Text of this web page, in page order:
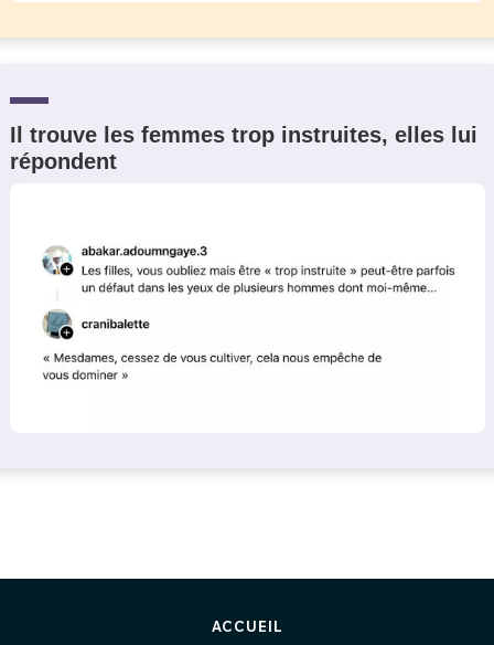
Il trouve les femmes trop instruites, elles lui
répondent
ACCUEIL